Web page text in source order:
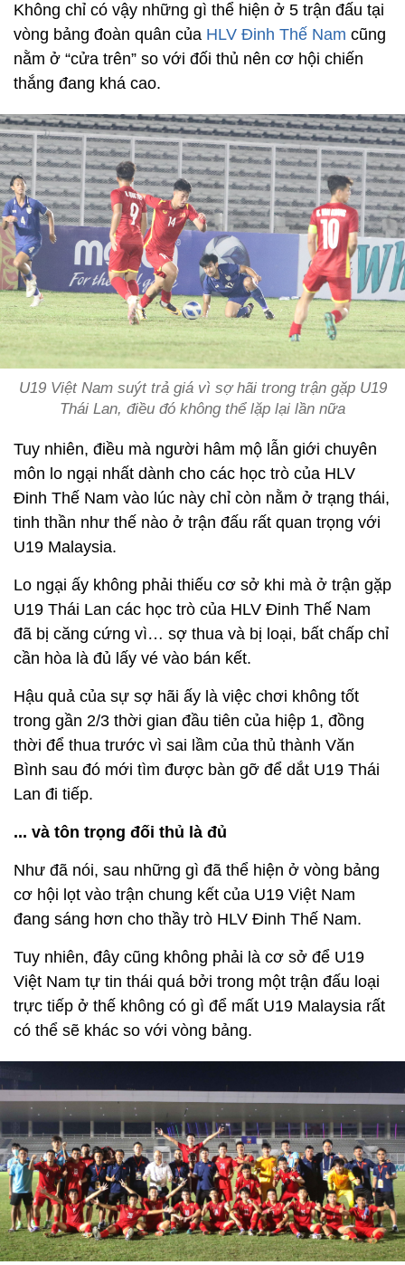
Không chỉ có vậy những gì thể hiện ở 5 trận đấu tại
vòng bảng đoàn quân của HLV Đinh Thế Nam cũng
nằm ở “cửa trên” so với đối thủ nên cơ hội chiến
thắng đang khá cao.
U19 Việt Nam suýt trả giá vì sợ hãi trong trận gặp U19
Thái Lan, điều đó không thể lặp lại lần nữa
Tuy nhiên, điều mà người hâm mộ lẫn giới chuyên
môn lo ngại nhất dành cho các học trò của HLV
Đinh Thế Nam vào lúc này chỉ còn nằm ở trạng thái,
tinh thần như thế nào ở trận đấu rất quan trọng với
U19 Malaysia.
Lo ngại ấy không phải thiếu cơ sở khi mà ở trận gặp
U19 Thái Lan các học trò của HLV Đinh Thế Nam
đã bị căng cứng vì… sợ thua và bị loại, bất chấp chỉ
cần hòa là đủ lấy vé vào bán kết.
Hậu quả của sự sợ hãi ấy là việc chơi không tốt
trong gần 2/3 thời gian đầu tiên của hiệp 1, đồng
thời để thua trước vì sai lầm của thủ thành Văn
Bình sau đó mới tìm được bàn gỡ để dắt U19 Thái
Lan đi tiếp.
... và tôn trọng đối thủ là đủ
Như đã nói, sau những gì đã thể hiện ở vòng bảng
cơ hội lọt vào trận chung kết của U19 Việt Nam
đang sáng hơn cho thầy trò HLV Đinh Thế Nam.
Tuy nhiên, đây cũng không phải là cơ sở để U19
Việt Nam tự tin thái quá bởi trong một trận đấu loại
trực tiếp ở thế không có gì để mất U19 Malaysia rất
có thể sẽ khác so với vòng bảng.